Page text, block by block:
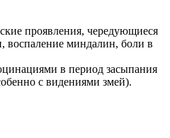
проявления, чередующиеся
воспаление миндалин, боли в
в период засыпания
с видениями змей).